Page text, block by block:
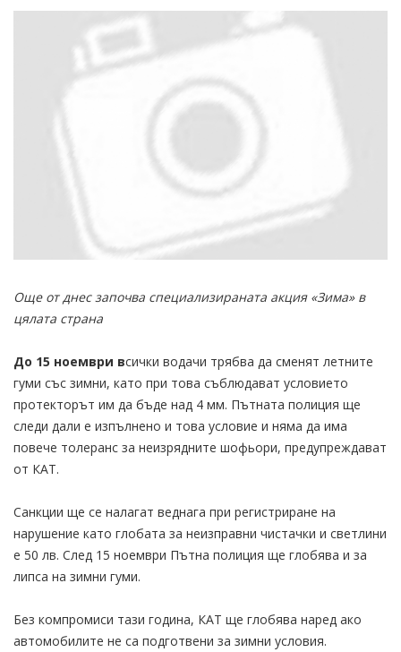
Още от днес започва специализираната акция «Зима» в
цялата страна
До 15 ноември всички водачи трябва да сменят летните
гуми със зимни, като при това съблюдават условието
протекторът им да бъде над 4 мм. Пътната полиция ще
следи дали е изпълнено и това условие и няма да има
повече толеранс за неизрядните шофьори, предупреждават
от КАТ.
Санкции ще се налагат веднага при регистриране на
нарушение като глобата за неизправни чистачки и светлини
е 50 лв. След 15 ноември Пътна полиция ще глобява и за
липса на зимни гуми.
Без компромиси тази година, КАТ ще глобява наред ако
автомобилите не са подготвени за зимни условия.